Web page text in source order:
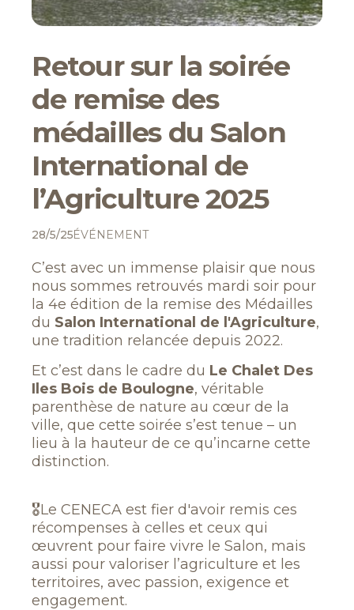
Retour sur la soirée
de remise des
médailles du Salon
International de
l’Agriculture 2025
28/5/25ÉVÉNEMENT
C’est avec un immense plaisir que nous
nous sommes retrouvés mardi soir pour
la 4e édition de la remise des Médailles
du Salon International de l'Agriculture,
une tradition relancée depuis 2022.
Et c’est dans le cadre du Le Chalet Des
Iles Bois de Boulogne, véritable
parenthèse de nature au cœur de la
ville, que cette soirée s’est tenue – un
lieu à la hauteur de ce qu’incarne cette
distinction.
🎖Le CENECA est fier d'avoir remis ces
récompenses à celles et ceux qui
œuvrent pour faire vivre le Salon, mais
aussi pour valoriser l’agriculture et les
territoires, avec passion, exigence et
engagement.